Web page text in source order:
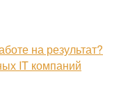
на результат?
IT компаний